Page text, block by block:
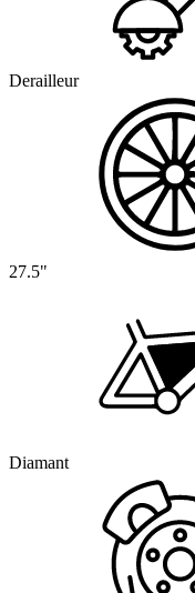
Derailleur
27.5"
Diamant